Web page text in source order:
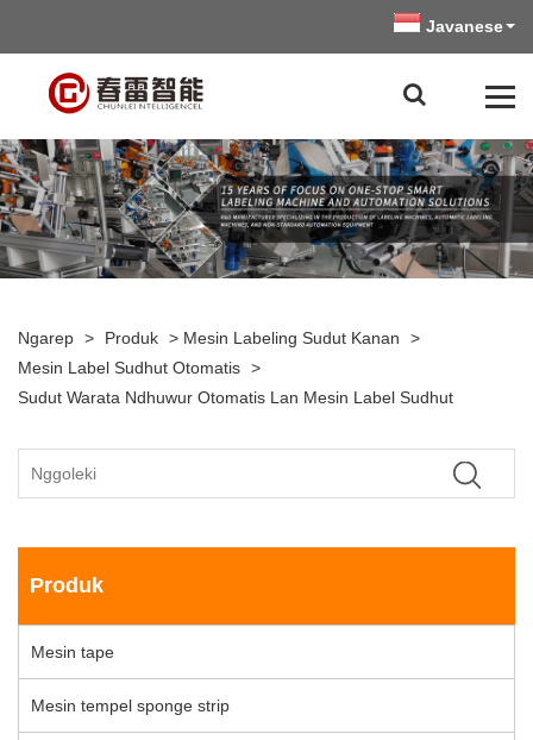
Javanese
Ngarep > Produk > Mesin Labeling Sudut Kanan
>
Mesin Label Sudhut Otomatis >
Sudut Warata Ndhuwur Otomatis Lan Mesin Label Sudhut
Produk
Mesin tape
Mesin tempel sponge strip